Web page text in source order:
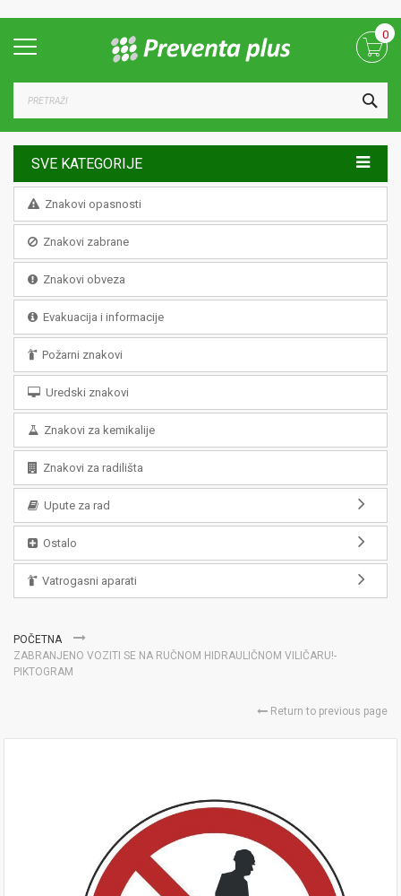
Content
0
SVE KATEGORIJE
Znakovi opasnosti
Znakovi zabrane
Znakovi obveza
Evakuacija i informacije
Požarni znakovi
Uredski znakovi
Znakovi za kemikalije
Znakovi za radilišta
Upute za rad
Ostalo
Vatrogasni aparati
POČETNA
ZABRANJENO VOZITI SE NA RUČNOM HIDRAULIČNOM VILIČARU!-
PIKTOGRAM
Return to previous page